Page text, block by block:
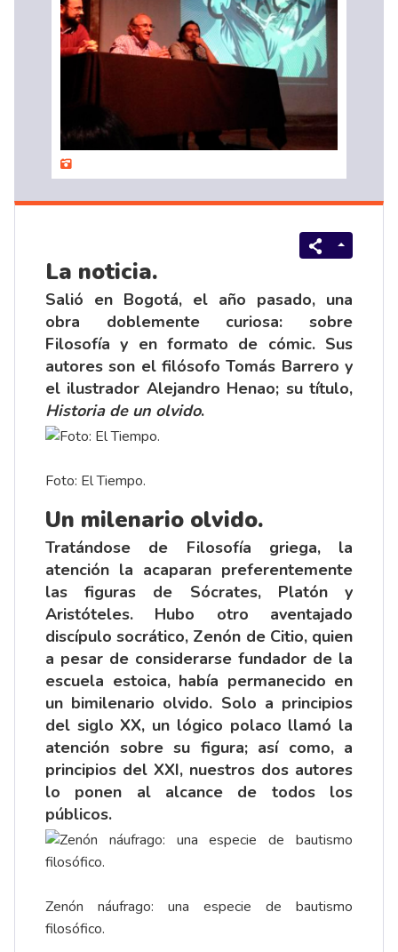
La noticia.
Salió en Bogotá, el año pasado, una
obra doblemente curiosa: sobre
Filosofía y en formato de cómic. Sus
autores son el filósofo Tomás Barrero y
el ilustrador Alejandro Henao; su título,
Historia de un olvido.
Foto: El Tiempo.
Un milenario olvido.
Tratándose de Filosofía griega, la
atención la acaparan preferentemente
las figuras de Sócrates, Platón y
Aristóteles. Hubo otro aventajado
discípulo socrático, Zenón de Citio, quien
a pesar de considerarse fundador de la
escuela estoica, había permanecido en
un bimilenario olvido. Solo a principios
del siglo XX, un lógico polaco llamó la
atención sobre su figura; así como, a
principios del XXI, nuestros dos autores
lo ponen al alcance de todos los
públicos.
Zenón náufrago: una especie de bautismo
filosófico.